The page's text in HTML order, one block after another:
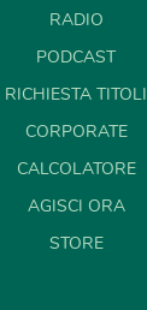
RADIO
PODCAST
RICHIESTA TITOLI
CORPORATE
CALCOLATORE
AGISCI ORA
STORE